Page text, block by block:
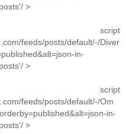
>
feeds/posts/default/-/Diver
in-
>
feeds/posts/default/-/Om
in-
>